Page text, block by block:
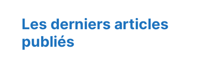
Les derniers articles
publiés